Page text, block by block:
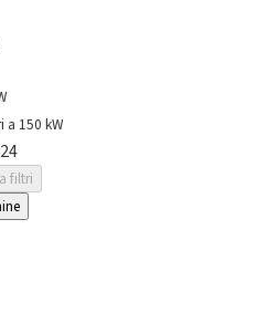
a 150 kW
filtri